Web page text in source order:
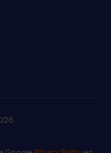
op Youtube
op